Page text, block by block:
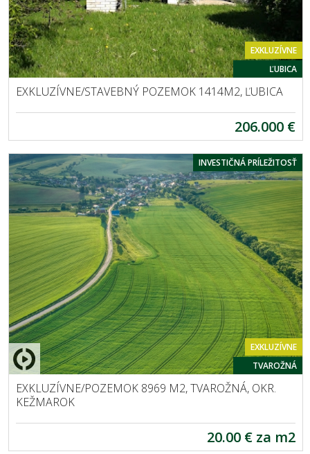
EXKLUZÍVNE
ĽUBICA
EXKLUZÍVNE/STAVEBNÝ POZEMOK 1414M2, ĽUBICA
206.000 €
INVESTIČNÁ PRÍLEŽITOSŤ
EXKLUZÍVNE
TVAROŽNÁ
EXKLUZÍVNE/POZEMOK 8969 M2, TVAROŽNÁ, OKR.
KEŽMAROK
20.00 € za m2